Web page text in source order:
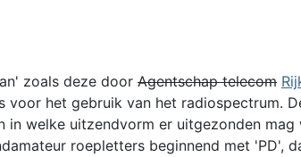
zoals deze door Agentschap telecom
het gebruik van het radiospectrum.
in welke uitzendvorm er uitgezonden
roepletters beginnend met 'PD',